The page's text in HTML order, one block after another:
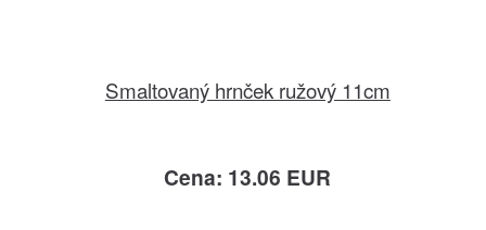
Smaltovaný hrnček ružový 11cm
Cena: 13.06 EUR